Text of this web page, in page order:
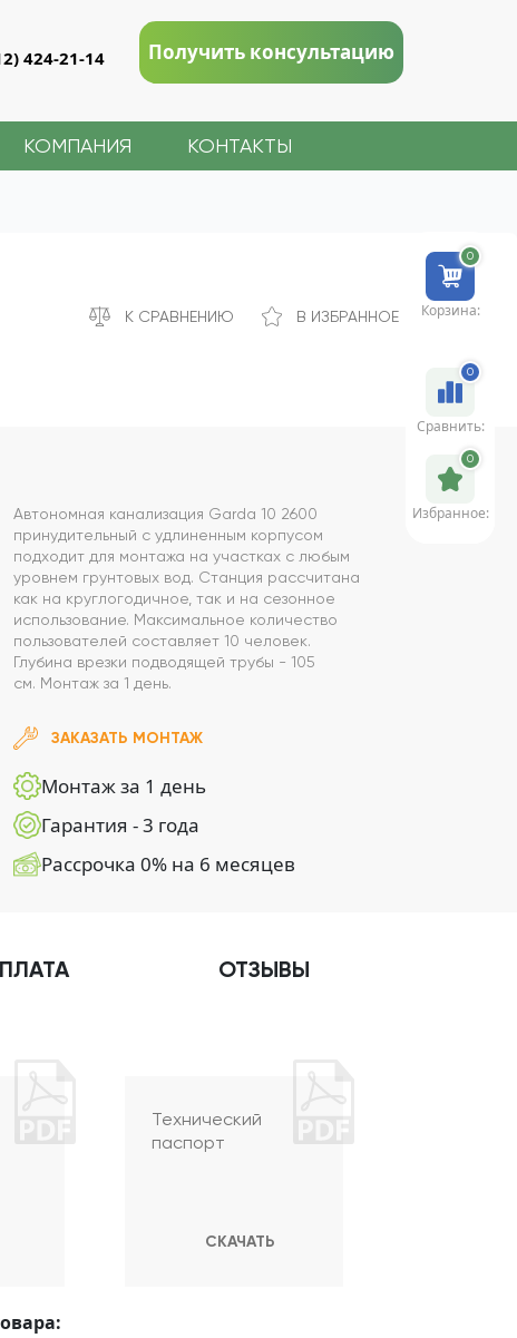
424-21-14 Получить консультацию
КОМПАНИЯ КОНТАКТЫ
К СРАВНЕНИЮ В ИЗБРАННОЕ
Автономная канализация Garda 10 2600
принудительный с удлиненным корпусом
подходит для монтажа на участках с любым
уровнем грунтовых вод. Станция рассчитана
как на круглогодичное, так и на сезонное
использование. Максимальное количество
пользователей составляет 10 человек.
Глубина врезки подводящей трубы - 105
см. Монтаж за 1 день.
ЗАКАЗАТЬ МОНТАЖ
Монтаж за 1 день
Гарантия - 3 года
Рассрочка 0% на 6 месяцев
ОТЗЫВЫ
Технический
паспорт
СКАЧАТЬ
0
Корзина:
0
Сравнить:
0
Избранное: